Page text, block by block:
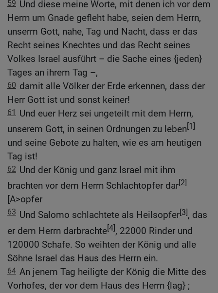
59 Und diese meine Worte, mit denen ich vor dem
Herrn um Gnade gefleht habe, seien dem Herrn,
unserm Gott, nahe, Tag und Nacht, dass er das
Recht seines Knechtes und das Recht seines
Volkes Israel ausführt – die Sache eines {jeden}
Tages an ihrem Tag –,
60 damit alle Völker der Erde erkennen, dass der
Herr Gott ist und sonst keiner!
61 Und euer Herz sei ungeteilt mit dem Herrn,
unserem Gott, in seinen Ordnungen zu leben[1]
und seine Gebote zu halten, wie es am heutigen
Tag ist!
62 Und der König und ganz Israel mit ihm
brachten vor dem Herrn Schlachtopfer dar[2]
[A>opfer
63 Und Salomo schlachtete als Heilsopfer[3], das
er dem Herrn darbrachte[4], 22000 Rinder und
120000 Schafe. So weihten der König und alle
Söhne Israel das Haus des Herrn ein.
64 An jenem Tag heiligte der König die Mitte des
Vorhofes, der vor dem Haus des Herrn {lag} ;